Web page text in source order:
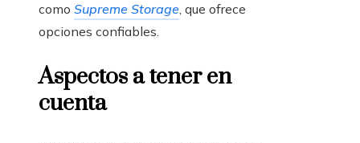
como Supreme Storage, que ofrece
opciones confiables.
Aspectos a tener en
cuenta